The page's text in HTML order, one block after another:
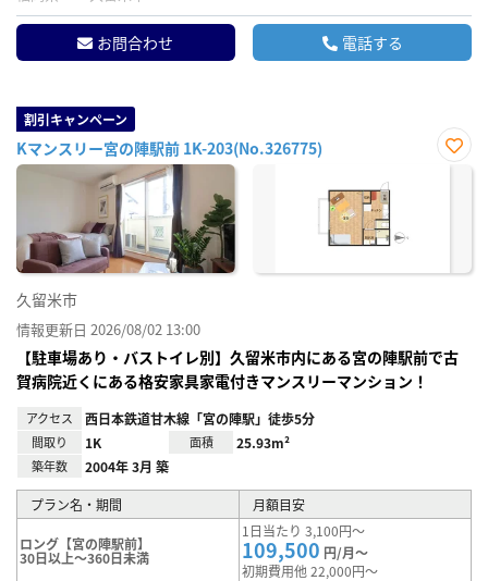
お問合わせ 電話する
割引キャンペーン
Kマンスリー宮の陣駅前 1K-203(No.326775)
お気
久留米市
情報更新日 2026/08/02 13:00
【駐車場あり・バストイレ別】久留米市内にある宮の陣駅前で古
賀病院近くにある格安家具家電付きマンスリーマンション！
アクセス 西日本鉄道甘木線「宮の陣駅」徒歩5分
間取り 1K 面積 25.93m²
築年数 2004年 3月 築
プラン名・期間 月額目安
ロング【宮の陣駅前】
30日以上～360日未満
1日当たり 3,100円～
109,500 円/月～
初期費用他 22,000円～